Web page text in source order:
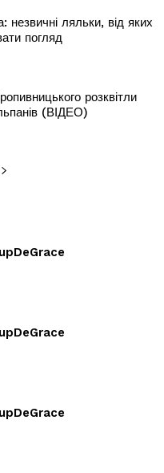
незвичні ляльки, від яких
погляд
розквітли
(ВІДЕО)